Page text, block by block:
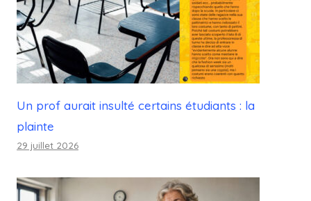
Un prof aurait insulté certains étudiants : la
plainte
29 juillet 2026